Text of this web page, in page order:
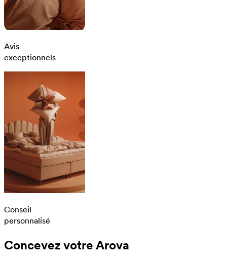
Avis
exceptionnels
Conseil
personnalisé
Concevez votre Arova